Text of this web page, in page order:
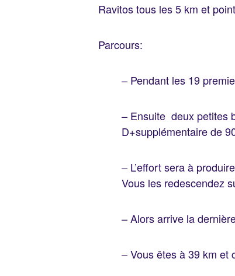
Ravitos tous les 5 km et
Parcours:
– Pendant les 19
– Ensuite deux petites
D+supplémentaire de
– L’effort sera à
Vous les redescendez
– Alors arrive la
– Vous êtes à 39 km et